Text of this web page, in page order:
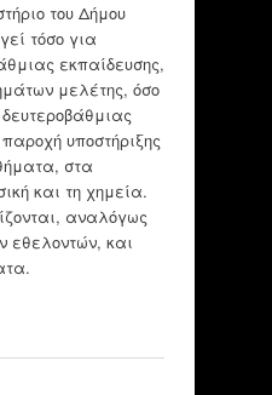
του Δήμου
τόσο για
εκπαίδευσης,
μελέτης, όσο
υποστήριξης
στα
και τη χημεία.
αναλόγως
εθελοντών, και
ΦΡΟΝΤΙΣΤΗΡΙΟ